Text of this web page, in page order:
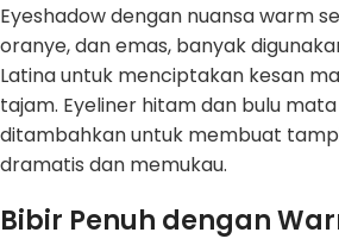
Eyeshadow dengan nuansa warm
oranye, dan emas, banyak
Latina untuk menciptakan kesan
tajam. Eyeliner hitam dan bulu
ditambahkan untuk membuat
dramatis dan memukau.
Bibir Penuh dengan